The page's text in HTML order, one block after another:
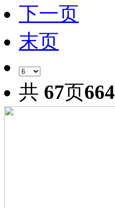
下一页
末页
共 67页664